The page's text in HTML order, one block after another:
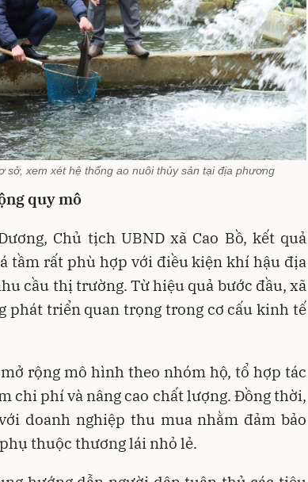
sở, xem xét hệ thống ao nuôi thủy sản tại địa phương
quy mô
Chủ tịch UBND xã Cao Bồ, kết quả
tầm rất phù hợp với điều kiện khí hậu địa
cầu thị trường. Từ hiệu quả bước đầu, xã
phát triển quan trọng trong cơ cấu kinh tế
rộng mô hình theo nhóm hộ, tổ hợp tác
chi phí và nâng cao chất lượng. Đồng thời,
doanh nghiệp thu mua nhằm đảm bảo
thuộc thương lái nhỏ lẻ.